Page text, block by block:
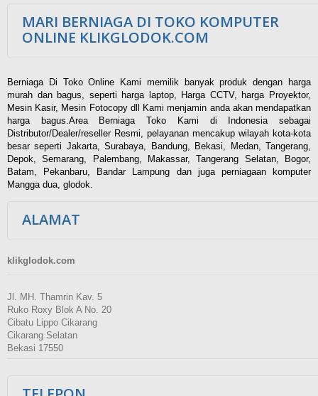
MARI BERNIAGA DI TOKO KOMPUTER
ONLINE KLIKGLODOK.COM
Berniaga Di Toko Online Kami memilik banyak produk dengan harga
murah dan bagus, seperti harga laptop, Harga CCTV, harga Proyektor,
Mesin Kasir, Mesin Fotocopy dll Kami menjamin anda akan mendapatkan
harga bagus.Area Berniaga Toko Kami di Indonesia sebagai
Distributor/Dealer/reseller Resmi, pelayanan mencakup wilayah kota-kota
besar seperti Jakarta, Surabaya, Bandung, Bekasi, Medan, Tangerang,
Depok, Semarang, Palembang, Makassar, Tangerang Selatan, Bogor,
Batam, Pekanbaru, Bandar Lampung dan juga perniagaan komputer
Mangga dua, glodok.
ALAMAT
klikglodok.com
Jl. MH. Thamrin Kav. 5
Ruko Roxy Blok A No. 20
Cibatu Lippo Cikarang
Cikarang Selatan
Bekasi 17550